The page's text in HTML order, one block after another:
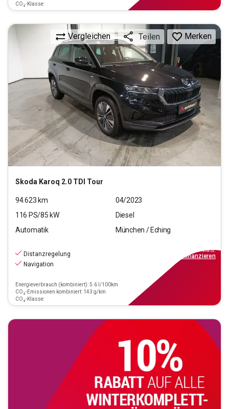
CO₂-Klasse:
Skoda Karoq 2.0 TDI Tour
Vergleichen Teilen Merken
94.623 km
04/2023
116 PS/85 kW
Diesel
Automatik
München / Eching
Distanzregelung
Navigation
Energieverbrauch (kombiniert): 5.6 l/100km
CO₂-Emissionen kombiniert: 143 g/km
CO₂-Klasse:
inkl.MwSt.
finanzieren